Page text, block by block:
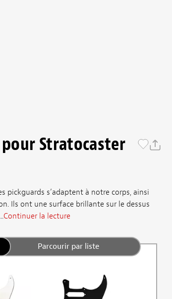
Stratocaster
pickguards s’adaptent à notre corps, ainsi
Ils ont une surface brillante sur le dessus
Continuer la lecture
Parcourir par liste